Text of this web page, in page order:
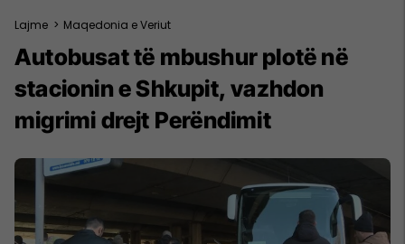
Lajme > Maqedonia e Veriut
Autobusat të mbushur plotë në
stacionin e Shkupit, vazhdon
migrimi drejt Perëndimit